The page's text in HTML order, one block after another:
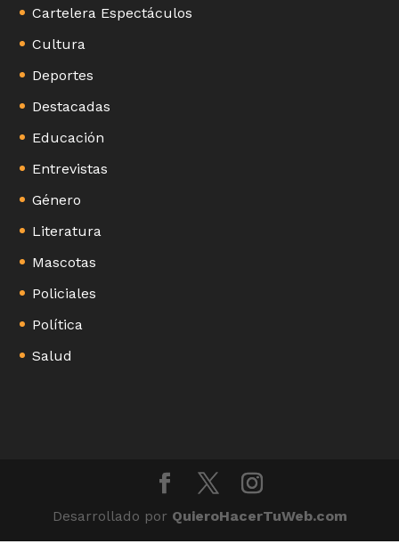
Cartelera Espectáculos
Cultura
Deportes
Destacadas
Educación
Entrevistas
Género
Literatura
Mascotas
Policiales
Política
Salud
Desarrollado por QuieroHacerTuWeb.com